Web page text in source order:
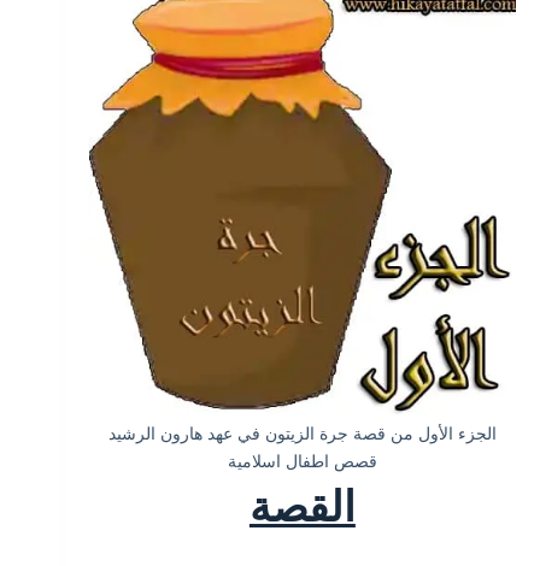
الجزء الأول من قصة جرة الزيتون في عهد هارون الرشيد
قصص اطفال اسلامية
القصة